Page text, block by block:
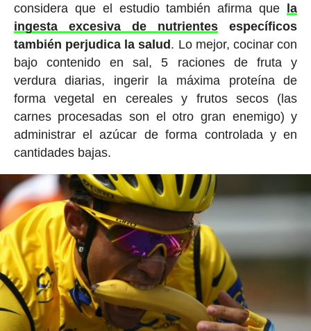
considera que el estudio también afirma que la
ingesta excesiva de nutrientes específicos
también perjudica la salud. Lo mejor, cocinar con
bajo contenido en sal, 5 raciones de fruta y
verdura diarias, ingerir la máxima proteína de
forma vegetal en cereales y frutos secos (las
carnes procesadas son el otro gran enemigo) y
administrar el azúcar de forma controlada y en
cantidades bajas.